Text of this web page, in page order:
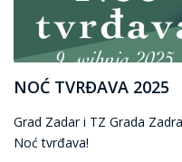
NOĆ TVRĐAVA 2025
Grad Zadar i TZ Grada
Noć tvrđava!